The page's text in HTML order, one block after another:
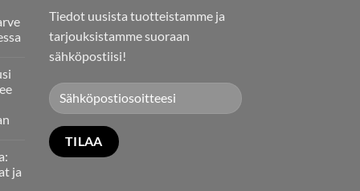
ja
Tiedot uusista tuotteistamme ja
tarjouksistamme suoraan
sähköpostiisi!